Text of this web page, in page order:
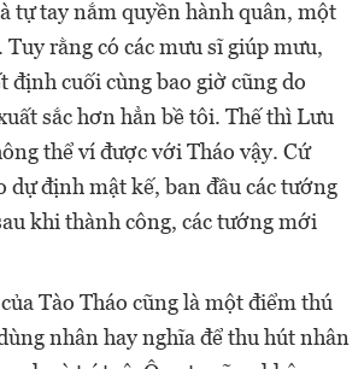
tự tay nắm quyền hành quân, một
rằng có các mưu sĩ giúp mưu,
định cuối cùng bao giờ cũng do
sắc hơn hẳn bề tôi. Thế thì Lưu
thể ví được với Tháo vậy. Cứ
dự định mật kế, ban đầu các tướng
khi thành công, các tướng mới
Tào Tháo cũng là một điểm thú
nhân hay nghĩa để thu hút nhân